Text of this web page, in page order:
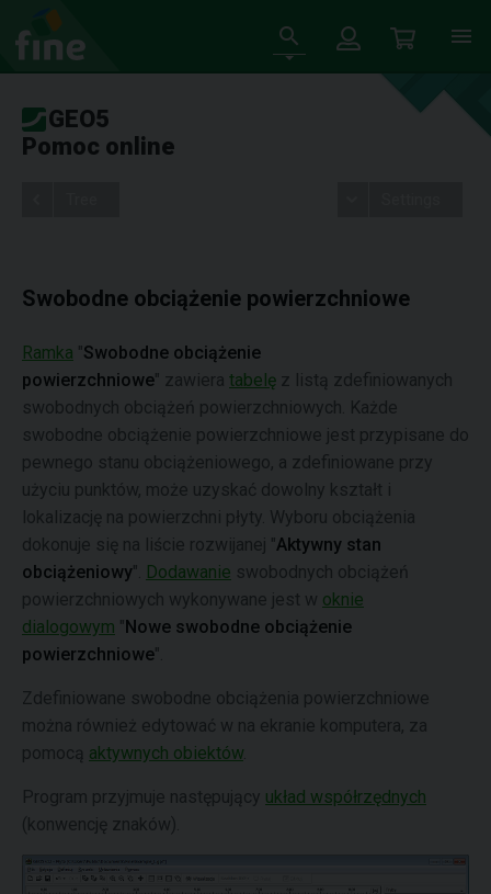
GEO5
Pomoc online
Swobodne obciążenie powierzchniowe
Ramka "Swobodne obciążenie
powierzchniowe" zawiera tabelę z listą zdefiniowanych
swobodnych obciążeń powierzchniowych. Każde
swobodne obciążenie powierzchniowe jest przypisane do
pewnego stanu obciążeniowego, a zdefiniowane przy
użyciu punktów, może uzyskać dowolny kształt i
lokalizację na powierzchni płyty. Wyboru obciążenia
dokonuje się na liście rozwijanej "Aktywny stan
obciążeniowy". Dodawanie swobodnych obciążeń
powierzchniowych wykonywane jest w oknie
dialogowym "Nowe swobodne obciążenie
powierzchniowe".
Zdefiniowane swobodne obciążenia powierzchniowe
można również edytować w na ekranie komputera, za
pomocą aktywnych obiektów
Program przyjmuje następujący układ współrzędnych
(konwencję znaków).